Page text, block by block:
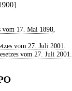
vom 17. Mai 1898,
vom 27. Juli 2001.
vom 27. Juli 2001.